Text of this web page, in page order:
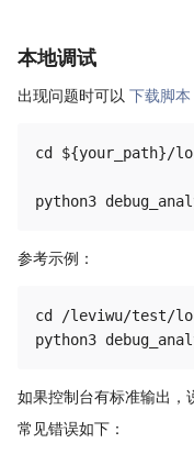
本地调试
出现问题时可以 下载脚本
cd ${your_path}/
参考示例：
cd /leviwu/test/
如果控制台有标准输出，
常见错误如下：